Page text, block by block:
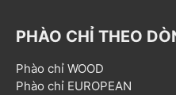
PHÀO CHỈ THEO
Phào chỉ WOOD
Phào chỉ EUROPEAN